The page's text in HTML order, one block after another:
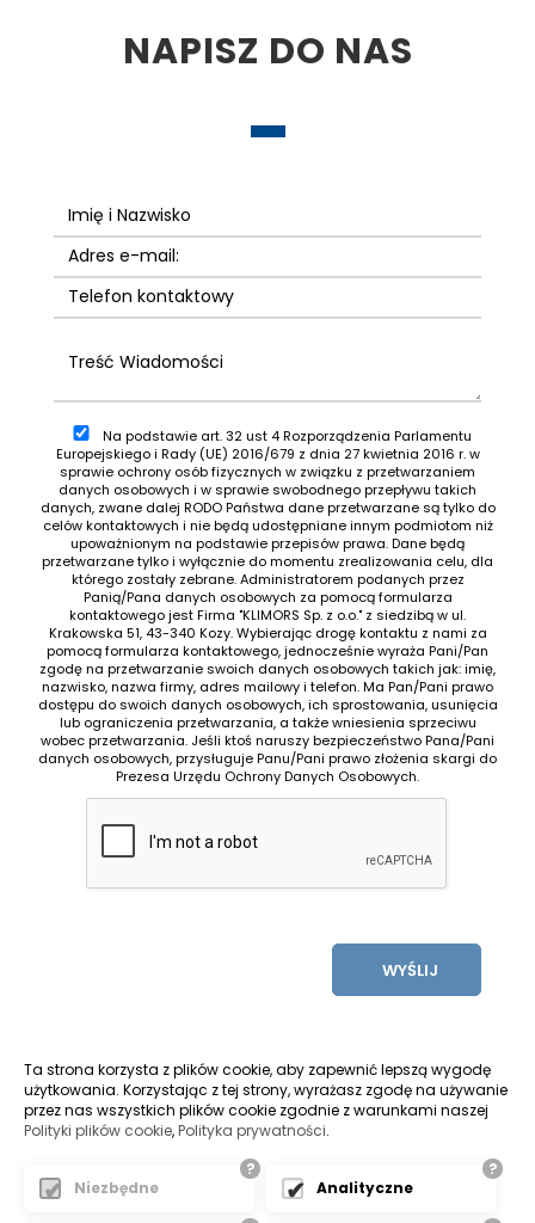
NAPISZ DO NAS
Na podstawie art. 32 ust 4 Rozporządzenia Parlamentu
Europejskiego i Rady (UE) 2016/679 z dnia 27 kwietnia 2016 r. w
sprawie ochrony osób fizycznych w związku z przetwarzaniem
danych osobowych i w sprawie swobodnego przepływu takich
danych, zwane dalej RODO Państwa dane przetwarzane są tylko do
celów kontaktowych i nie będą udostępniane innym podmiotom niż
upoważnionym na podstawie przepisów prawa. Dane będą
przetwarzane tylko i wyłącznie do momentu zrealizowania celu, dla
którego zostały zebrane. Administratorem podanych przez
Panią/Pana danych osobowych za pomocą formularza
kontaktowego jest Firma "KLIMORS Sp. z o.o." z siedzibą w ul.
Krakowska 51, 43-340 Kozy. Wybierając drogę kontaktu z nami za
pomocą formularza kontaktowego, jednocześnie wyraża Pani/Pan
zgodę na przetwarzanie swoich danych osobowych takich jak: imię,
nazwisko, nazwa firmy, adres mailowy i telefon. Ma Pan/Pani prawo
dostępu do swoich danych osobowych, ich sprostowania, usunięcia
lub ograniczenia przetwarzania, a także wniesienia sprzeciwu
wobec przetwarzania. Jeśli ktoś naruszy bezpieczeństwo Pana/Pani
danych osobowych, przysługuje Panu/Pani prawo złożenia skargi do
Prezesa Urzędu Ochrony Danych Osobowych.
WYŚLIJ
Pozycjonowanie stron bielsko
Ta strona korzysta z plików cookie, aby zapewnić lepszą wygodę
użytkowania. Korzystając z tej strony, wyrażasz zgodę na używanie
przez nas wszystkich plików cookie zgodnie z warunkami naszej
Polityki plików cookie,Polityka prywatności.
?
Niezbędne
?
Analityczne